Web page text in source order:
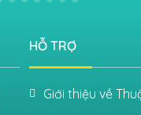
HỖ TRỢ
Giới thiệu về